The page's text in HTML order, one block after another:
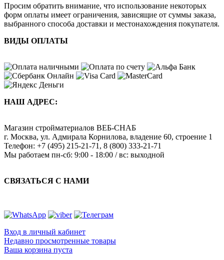
Просим обратить внимание, что использование некоторых
форм оплаты имеет ограничения, зависящие от суммы заказа,
выбранного способа доставки и местонахождения покупателя.
ВИДЫ ОПЛАТЫ
НАШ АДРЕС:
Магазин стройматериалов ВЕБ-СНАБ
г. Москва, ул. Адмирала Корнилова, владение 60, строение 1
Телефон: +7 (495) 215-21-71 , 8 (800) 333-21-71
Мы работаем пн-сб: 9:00 - 18:00 / вс: выходной
СВЯЗАТЬСЯ С НАМИ
Вход в личный кабинет
Недавно просмотренные товары
Ваша корзина пуста